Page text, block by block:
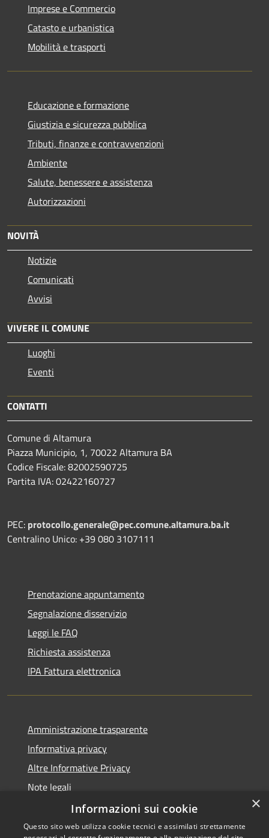
Imprese e Commercio
Catasto e urbanistica
Mobilità e trasporti
Educazione e formazione
Giustizia e sicurezza pubblica
Tributi, finanze e contravvenzioni
Ambiente
Salute, benessere e assistenza
Autorizzazioni
NOVITÀ
Notizie
Comunicati
Avvisi
VIVERE IL COMUNE
Luoghi
Eventi
CONTATTI
Comune di Altamura
Piazza Municipio, 1, 70022 Altamura BA
Codice Fiscale: 82002590725
Partita IVA: 02422160727
PEC: protocollo.generale@pec.comune.altamura.ba.it
Centralino Unico: +39 080 3107111
Prenotazione appuntamento
Segnalazione disservizio
Leggi le FAQ
Richiesta assistenza
IPA Fattura elettronica
Amministrazione trasparente
Informativa privacy
Altre Informative Privacy
Note legali
Dichiarazione di accessibilità
×
Informazioni sui cookie
Questo sito web utilizza cookie tecnici e assimilati strettamente